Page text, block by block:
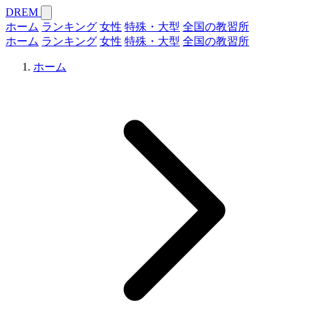
DREM
ホーム ランキング 女性 特殊・大型 全国の教習所
ホーム ランキング 女性 特殊・大型 全国の教習所
ホーム